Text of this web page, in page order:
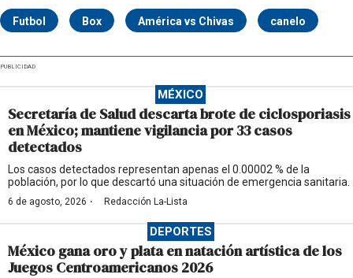
Futbol Box América vs Chivas canelo
PUBLICIDAD
MÉXICO
Secretaría de Salud descarta brote de ciclosporiasis
en México; mantiene vigilancia por 33 casos
detectados
Los casos detectados representan apenas el 0.00002 % de la
población, por lo que descartó una situación de emergencia sanitaria.
6 de agosto, 2026 · Redacción La-Lista
DEPORTES
México gana oro y plata en natación artística de los
Juegos Centroamericanos 2026